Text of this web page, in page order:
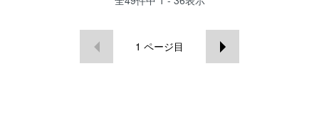
1 ページ目